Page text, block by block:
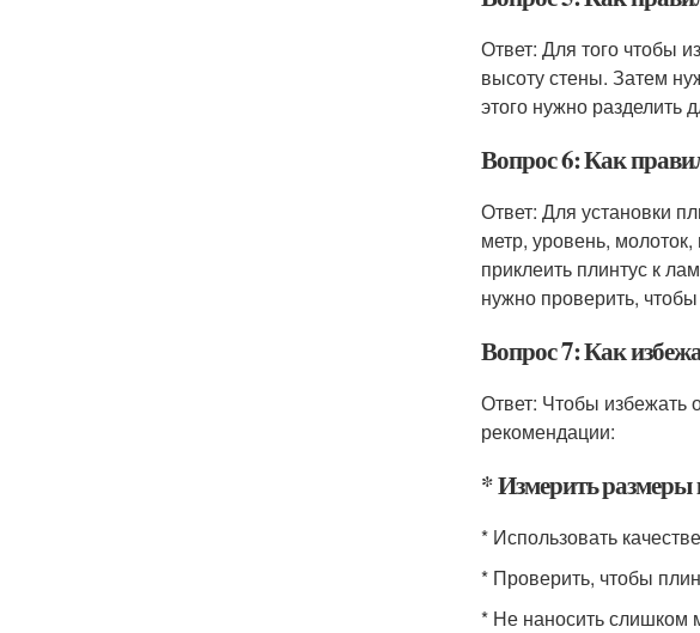
Ответ: Для того чтобы
высоту стены. Затем
этого нужно разделить
Вопрос 6: Как
Ответ: Для установки
метр, уровень,
приклеить плинтус к
нужно проверить,
Вопрос 7: Как
Ответ: Чтобы избежать
рекомендации:
* Измерить размеры
* Использовать
* Проверить, чтобы
* Не наносить слишком